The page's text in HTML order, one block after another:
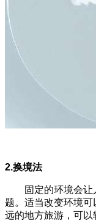
2.换境法
固定的环境会让
题。适当改变环境
远的地方旅游，可